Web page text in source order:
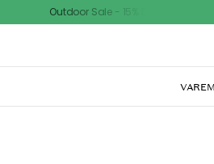
Outdoor Sale - 15% EXTRA rabat med kode